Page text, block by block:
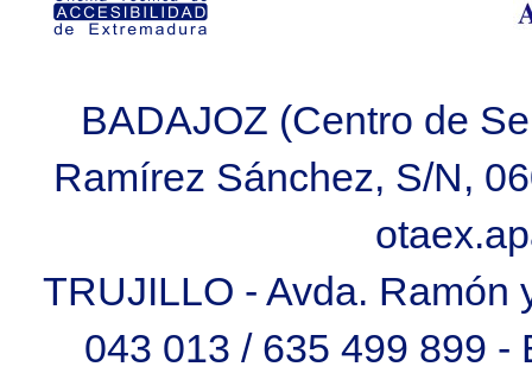
BADAJOZ (Centro de
Ramírez Sánchez, S/N,
TRUJILLO - Avda. Ramón
043 013 / 635 499 899 -